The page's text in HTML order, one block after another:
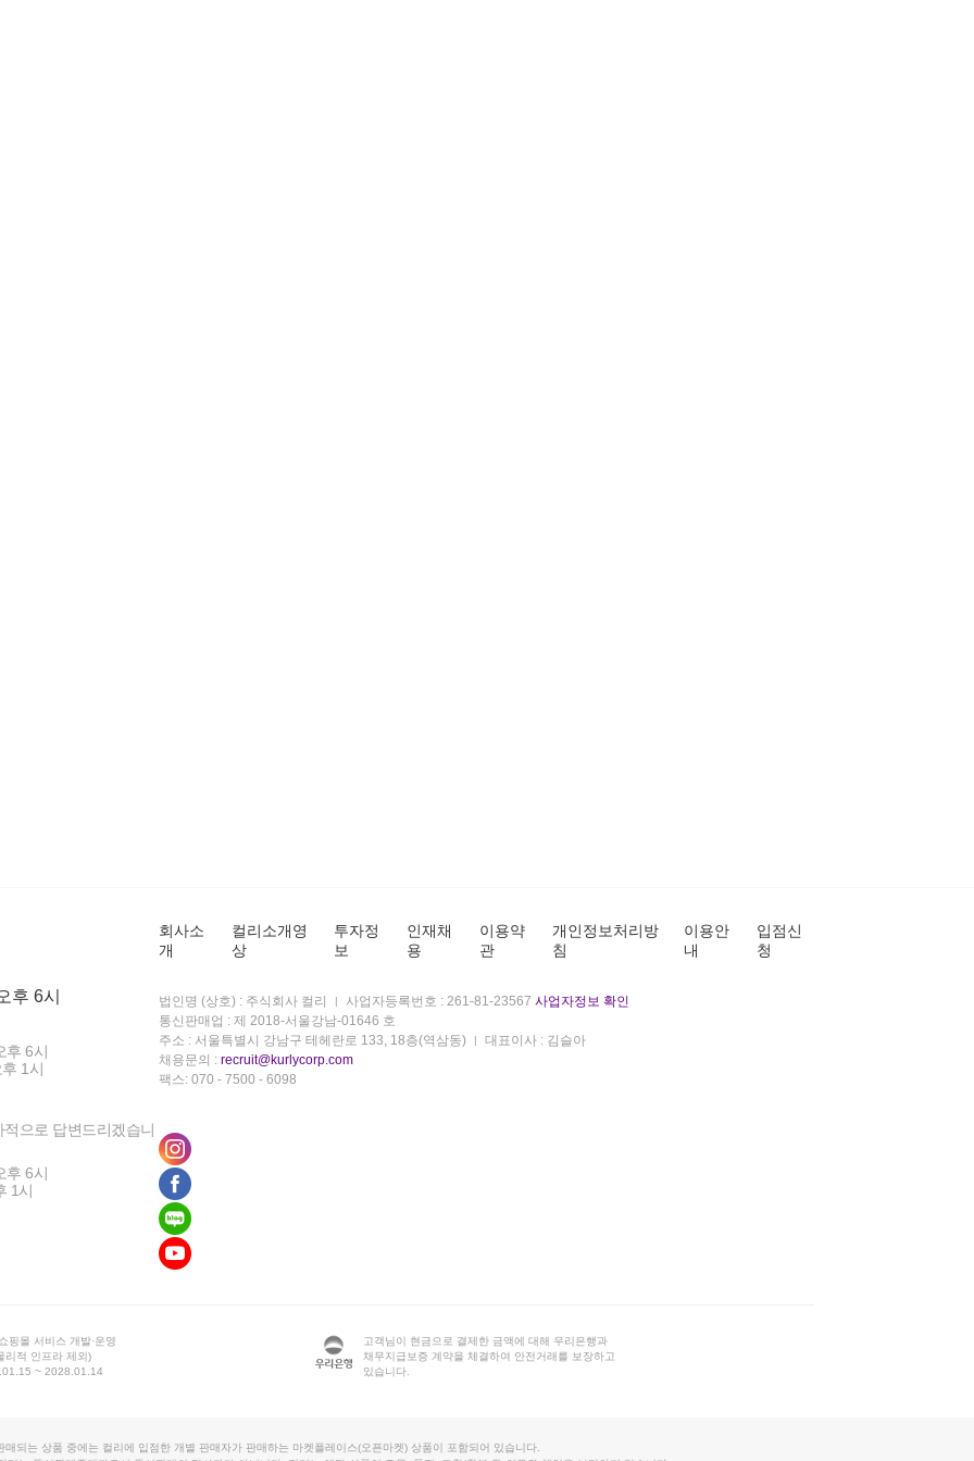
후 6시
후 6시
1시
으로 답변드리겠습니
후 6시
1시
회사소
개
컬리소개영
상
투자정
보
인재채
용
이용약
관
개인정보처리방
침
이용안
내
입점신
청
법인명 (상호) : 주식회사 컬리 사업자등록번호 : 261-81-23567 사업자정보 확인
통신판매업 : 제 2018-서울강남-01646 호
주소 : 서울특별시 강남구 테헤란로 133, 18층(역삼동)
대표이사 : 김슬아
채용문의 : recruit@kurlycorp.com
팩스: 070 - 7500 - 6098
핑몰 서비스 개발·운영
리적 인프라 제외)
~ 2028.01.14
고객님이 현금으로 결제한 금액에 대해 우리은행과
채무지급보증 계약을 체결하여 안전거래를 보장하고
있습니다.
매되는 상품 중에는 컬리에 입점한 개별 판매자가 판매하는 마켓플레이스(오픈마켓) 상품이 포함되어 있습니다.